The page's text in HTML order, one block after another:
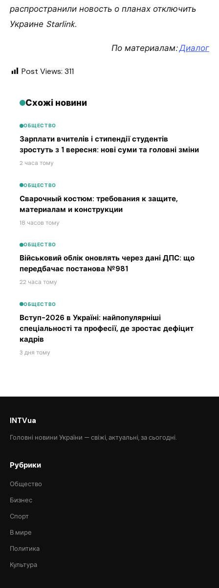
распространили новость о планах отключить
Украине Starlink.
По материалам:Диалог
Post Views: 311
Схожі новини
ОБЩЕСТВО
Зарплати вчителів і стипендії студентів
зростуть з 1 вересня: нові суми та головні зміни
2 часа тому
ОБЩЕСТВО
Сварочный костюм: требования к защите,
материалам и конструкции
18 часов тому
ОБЩЕСТВО
Військовий облік оновлять через дані ДПС: що
передбачає постанова №981
22 часа тому
ОБЩЕСТВО
Вступ-2026 в Україні: найпопулярніші
спеціальності та професії, де зростає дефіцит
кадрів
3 дня тому
INTVua
Головні новини України — свіжі, актуальні, за сьогодні.
Рубрики
Общество
Бизнес
Спорт
В мире
Политика
Культура